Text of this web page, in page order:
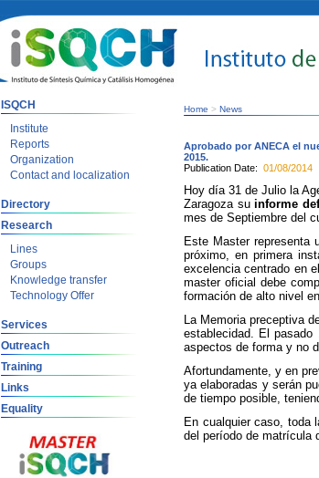
ISQCH
Institute
Reports
Organization
Contact and localization
Directory
Research
Lines
Groups
Knowledge transfer
Technology Offer
Services
Outreach
Training
Links
Equality
Home > News
Aprobado por ANECA el
2015.
Publication Date: 01/08/2014
Hoy día 31 de Julio la
Zaragoza suinforme
mes de Septiembre del
Este Master representa
próximo, en primera
excelencia centrado en
master oficial debe
formación de alto nivel
La Memoria preceptiva
establecidad. El
aspectos de forma y no
Afortundamente, y en
ya elaboradas y serán
de tiempo posible,
En cualquier caso, toda
del período de matrícula